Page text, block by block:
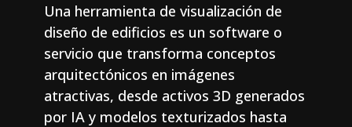
Una herramienta de visualización de
diseño de edificios es un software o
servicio que transforma conceptos
arquitectónicos en imágenes
atractivas, desde activos 3D generados
por IA y modelos texturizados hasta